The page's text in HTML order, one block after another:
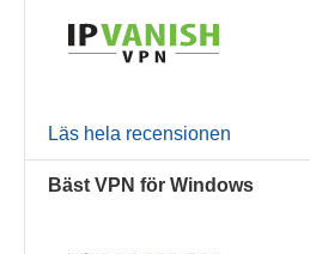
Läs hela recensionen
Bäst VPN för Windows